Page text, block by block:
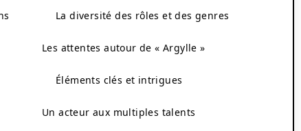
La diversité des rôles et des genres
Les attentes autour de « Argylle »
Éléments clés et intrigues
Un acteur aux multiples talents